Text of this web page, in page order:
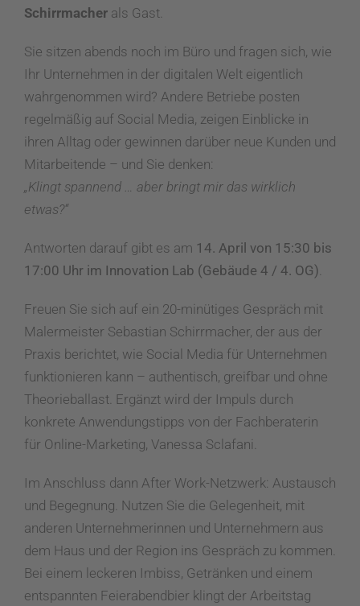
Schirrmacherals Gast.
Sie sitzen abends noch im Büro und fragen sich, wie
Ihr Unternehmen in der digitalen Welt eigentlich
wahrgenommen wird? Andere Betriebe posten
regelmäßig auf Social Media, zeigen Einblicke in
ihren Alltag oder gewinnen darüber neue Kunden und
Mitarbeitende – und Sie denken:
„Klingt spannend … aber bringt mir das wirklich
etwas?“
Antworten darauf gibt es am 14. April von 15:30 bis
17:00 Uhr im Innovation Lab (Gebäude 4 / 4. OG).
Freuen Sie sich auf ein 20-minütiges Gespräch mit
Malermeister Sebastian Schirrmacher, der aus der
Praxis berichtet, wie Social Media für Unternehmen
funktionieren kann – authentisch, greifbar und ohne
Theorieballast. Ergänzt wird der Impuls durch
konkrete Anwendungstipps von der Fachberaterin
für Online-Marketing, Vanessa Sclafani.
Im Anschluss dann After Work-Netzwerk: Austausch
und Begegnung. Nutzen Sie die Gelegenheit, mit
anderen Unternehmerinnen und Unternehmern aus
dem Haus und der Region ins Gespräch zu kommen.
Bei einem leckeren Imbiss, Getränken und einem
entspannten Feierabendbier klingt der Arbeitstag